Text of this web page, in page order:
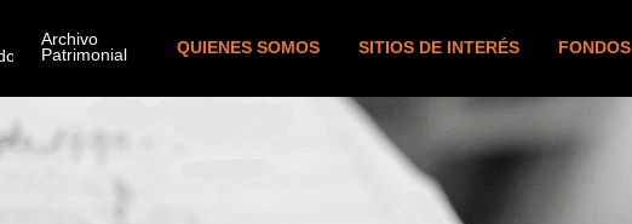
QUIENES SOMOS SITIOS DE INTERÉS FONDOS